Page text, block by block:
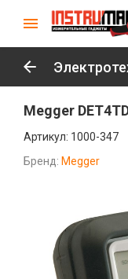
Megger
Артикул: 1000-347
Бренд: Megger